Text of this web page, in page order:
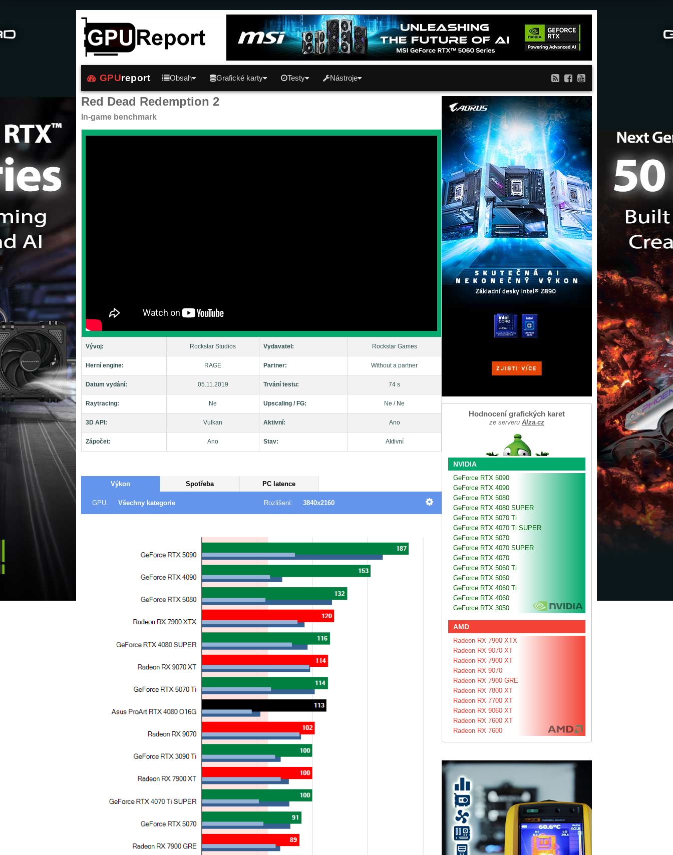
GPUreport Obsah Grafické karty Testy Nástroje
Red Dead Redemption 2
In-game benchmark
Vývoj: Rockstar Studios Vydavatel: Rockstar Games
Herní engine: RAGE Partner: Without a partner
Datum vydání: 05.11.2019 Trvání testu: 74 s
Raytracing: Ne Upscaling / FG: Ne / Ne
3D API: Vulkan Aktivní: Ano
Zápočet: Ano Stav: Aktivní
Výkon Spotřeba PC latence
GPU: Všechny kategorie Rozlišení: 3840x2160
Hodnocení grafických karet
ze serveru Alza.cz
NVIDIA
GeForce RTX 5090
GeForce RTX 4090
GeForce RTX 5080
GeForce RTX 4080 SUPER
GeForce RTX 5070 Ti
GeForce RTX 4070 Ti SUPER
GeForce RTX 5070
GeForce RTX 4070 SUPER
GeForce RTX 4070
GeForce RTX 5060 Ti
GeForce RTX 5060
GeForce RTX 4060 Ti
GeForce RTX 4060
GeForce RTX 3050
AMD
Radeon RX 7900 XTX
Radeon RX 9070 XT
Radeon RX 7900 XT
Radeon RX 9070
Radeon RX 7900 GRE
Radeon RX 7800 XT
Radeon RX 7700 XT
Radeon RX 9060 XT
Radeon RX 7600 XT
Radeon RX 7600